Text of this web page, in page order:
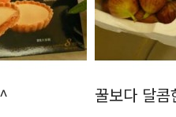
꿀보다 달